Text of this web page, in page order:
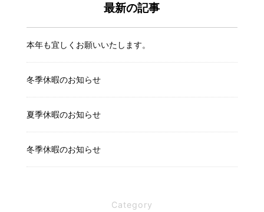
最新の記事
本年も宜しくお願いいたします。
冬季休暇のお知らせ
夏季休暇のお知らせ
冬季休暇のお知らせ
Category